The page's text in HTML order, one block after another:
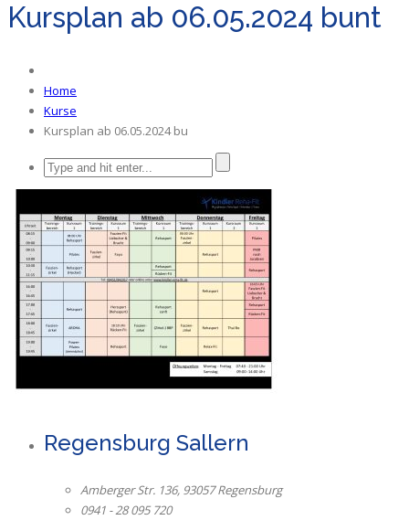
Kursplan ab 06.05.2024 bunt
Home
Kurse
Kursplan ab 06.05.2024 bu
Regensburg Sallern
Amberger Str. 136, 93057 Regensburg
0941 - 28 095 720